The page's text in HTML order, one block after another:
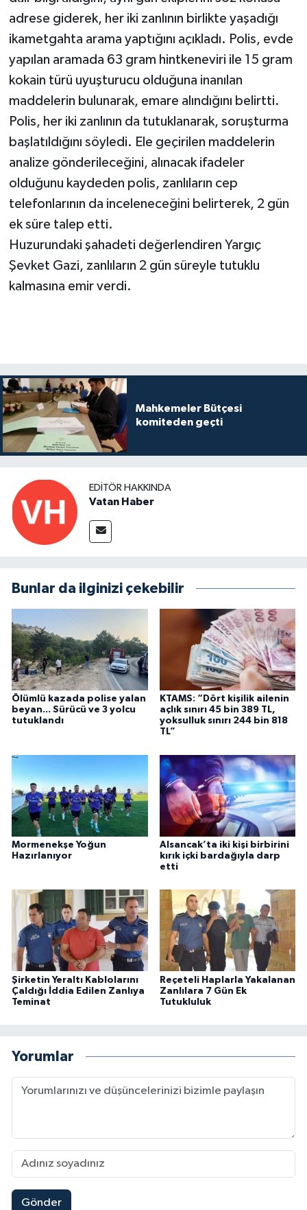
adrese giderek, her iki zanlının birlikte yaşadığı
ikametgahta arama yaptığını açıkladı. Polis, evde
yapılan aramada 63 gram hintkeneviri ile 15 gram
kokain türü uyuşturucu olduğuna inanılan
maddelerin bulunarak, emare alındığını belirtti.
Polis, her iki zanlının da tutuklanarak, soruşturma
başlatıldığını söyledi. Ele geçirilen maddelerin
analize gönderileceğini, alınacak ifadeler
olduğunu kaydeden polis, zanlıların cep
telefonlarının da inceleneceğini belirterek, 2 gün
ek süre talep etti.
Huzurundaki şahadeti değerlendiren Yargıç
Şevket Gazi, zanlıların 2 gün süreyle tutuklu
kalmasına emir verdi.
Mahkemeler Bütçesi
komiteden geçti
EDITÖR HAKKINDA
Vatan Haber
Bunlar da ilginizi çekebilir
Ölümlü kazada polise yalan
beyan... Sürücü ve 3 yolcu
tutuklandı
KTAMS: “Dört kişilik ailenin
açlık sınırı 45 bin 389 TL,
yoksulluk sınırı 244 bin 818
TL”
Mormenekşe Yoğun
Hazırlanıyor
Alsancak’ta iki kişi birbirini
kırık içki bardağıyla darp
etti
Şirketin Yeraltı Kablolarını
Çaldığı İddia Edilen Zanlıya
Teminat
Reçeteli Haplarla Yakalanan
Zanlılara 7 Gün Ek
Tutukluluk
Yorumlar
Gönder